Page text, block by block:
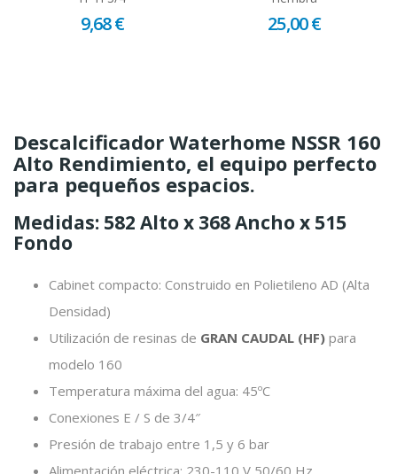
9,68 € 25,00 €
​Descalcificador Waterhome NSSR 160
Alto Rendimiento, el equipo perfecto
para pequeños espacios.
Medidas: 582 Alto x 368 Ancho x 515
Fondo
Cabinet compacto: Construido en Polietileno AD (Alta
Densidad)
Utilización de resinas de GRAN CAUDAL (HF) para
modelo 160
Temperatura máxima del agua: 45ºC
Conexiones E / S de 3/4″
Presión de trabajo entre 1,5 y 6 bar
Alimentación eléctrica: 230-110 V 50/60 Hz